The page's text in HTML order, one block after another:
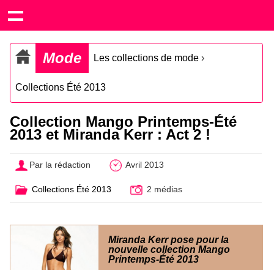
Mode Les collections de mode ›
Collections Été 2013
Collection Mango Printemps-Été
2013 et Miranda Kerr : Act 2 !
Par la rédaction Avril 2013
Collections Été 2013 2 médias
Miranda Kerr pose pour la
nouvelle collection Mango
Printemps-Été 2013